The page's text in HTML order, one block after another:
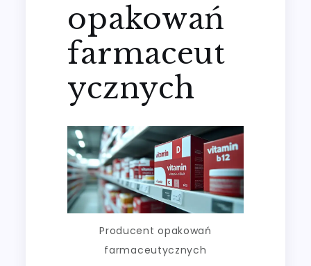
opakowań
farmaceut
ycznych
Producent opakowań
farmaceutycznych